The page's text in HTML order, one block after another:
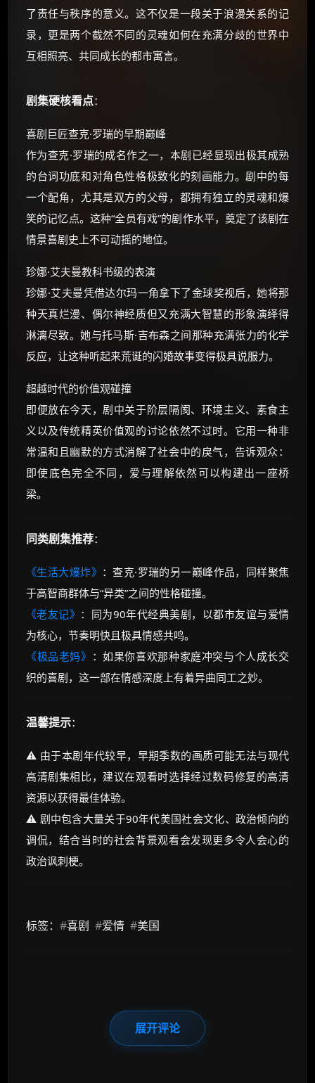
了责任与秩序的意义。这不仅是一段关于浪漫关系的记
录，更是两个截然不同的灵魂如何在充满分歧的世界中
互相照亮、共同成长的都市寓言。
剧集硬核看点：
喜剧巨匠查克·罗瑞的早期巅峰
作为查克·罗瑞的成名作之一，本剧已经显现出极其成熟
的台词功底和对角色性格极致化的刻画能力。剧中的每
一个配角，尤其是双方的父母，都拥有独立的灵魂和爆
笑的记忆点。这种“全员有戏”的剧作水平，奠定了该剧在
情景喜剧史上不可动摇的地位。
珍娜·艾夫曼教科书级的表演
珍娜·艾夫曼凭借达尔玛一角拿下了金球奖视后，她将那
种天真烂漫、偶尔神经质但又充满大智慧的形象演绎得
淋漓尽致。她与托马斯·吉布森之间那种充满张力的化学
反应，让这种听起来荒诞的闪婚故事变得极具说服力。
超越时代的价值观碰撞
即便放在今天，剧中关于阶层隔阂、环境主义、素食主
义以及传统精英价值观的讨论依然不过时。它用一种非
常温和且幽默的方式消解了社会中的戾气，告诉观众：
即使底色完全不同，爱与理解依然可以构建出一座桥
梁。
同类剧集推荐：
《生活大爆炸》 ：查克·罗瑞的另一巅峰作品，同样聚焦
于高智商群体与“异类”之间的性格碰撞。
《老友记》 ：同为90年代经典美剧，以都市友谊与爱情
为核心，节奏明快且极具情感共鸣。
《极品老妈》 ：如果你喜欢那种家庭冲突与个人成长交
织的喜剧，这一部在情感深度上有着异曲同工之妙。
温馨提示：
⚠️ 由于本剧年代较早，早期季数的画质可能无法与现代
高清剧集相比，建议在观看时选择经过数码修复的高清
资源以获得最佳体验。
⚠️ 剧中包含大量关于90年代美国社会文化、政治倾向的
调侃，结合当时的社会背景观看会发现更多令人会心的
政治讽刺梗。
标签： #喜剧 #爱情 #美国
展开评论